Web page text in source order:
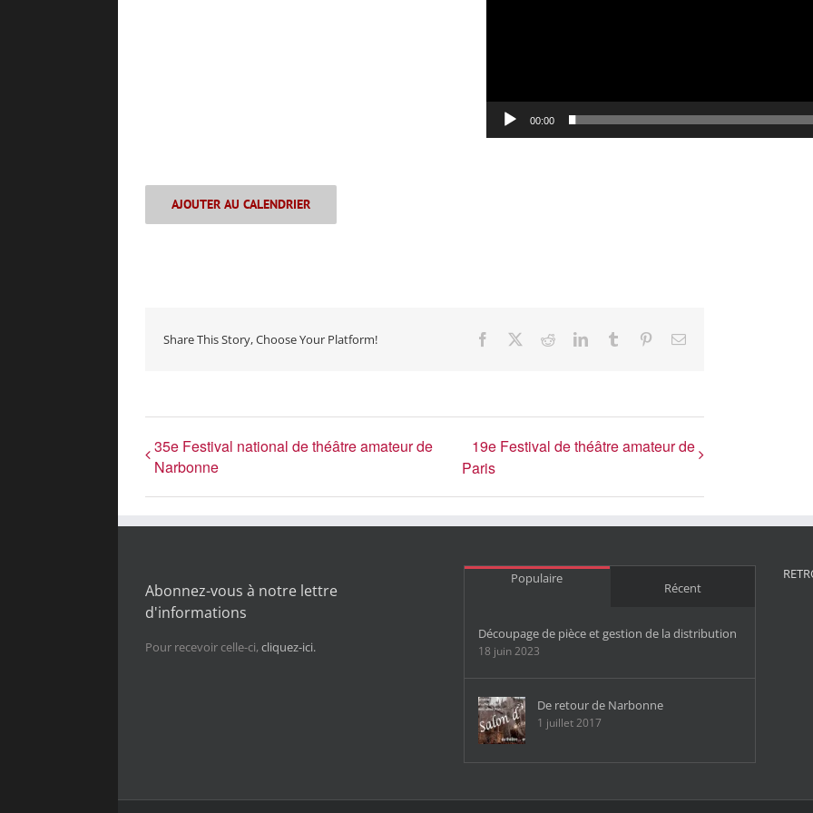
00:00
AJOUTER AU CALENDRIER
Share This Story, Choose Your Platform! Facebook RedditLinkedInTumblr PinterestEmail
35e Festival national de théâtre amateur de
Narbonne
19e Festival de théâtre amateur de
Paris
Abonnez-vous à notre lettre
d'informations
Pour recevoir celle-ci, cliquez-ici.
Populaire
Récent
Découpage de pièce et gestion de la distribution
18 juin 2023
De retour de Narbonne
1 juillet 2017